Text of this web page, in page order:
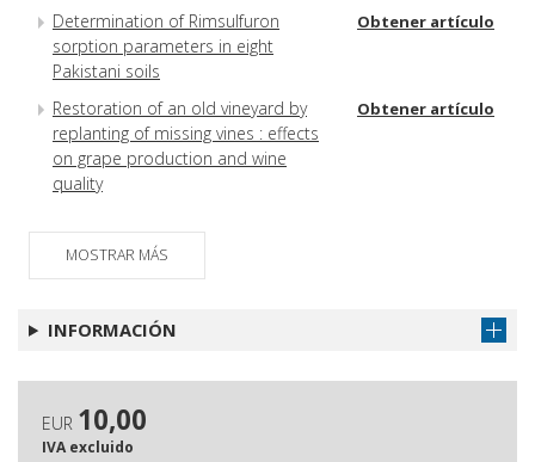
Determination of Rimsulfuron
sorption parameters in eight
Pakistani soils
Obtener artículo
Restoration of an old vineyard by
replanting of missing vines : effects
on grape production and wine
quality
Obtener artículo
MOSTRAR MÁS
INFORMACIÓN
EUR 10,00
IVA excluido